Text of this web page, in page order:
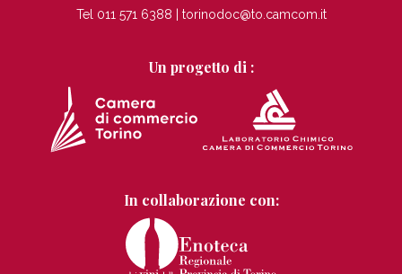
Tel 011 571 6388 | torinodoc@to.camcom.it
Un progetto di :
In collaborazione con: